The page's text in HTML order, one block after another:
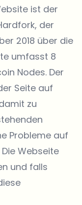
ist der
der
2018 über die
umfasst 8
Nodes. Der
Seite auf
zu
Probleme auf
Webseite
und falls